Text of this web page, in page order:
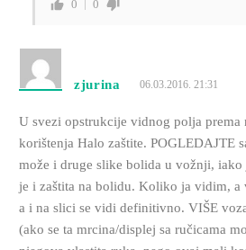
0 0
zjurina 06.03.2016. 21:31
U svezi opstrukcije vidnog polja prema
korištenja Halo zaštite. POGLEDAJTE
može i druge slike bolida u vožnji, iako
je i zaštita na bolidu. Koliko ja vidim,
a i na slici se vidi definitivno. VIŠE
(ako se ta mrcina/displej sa ručicama